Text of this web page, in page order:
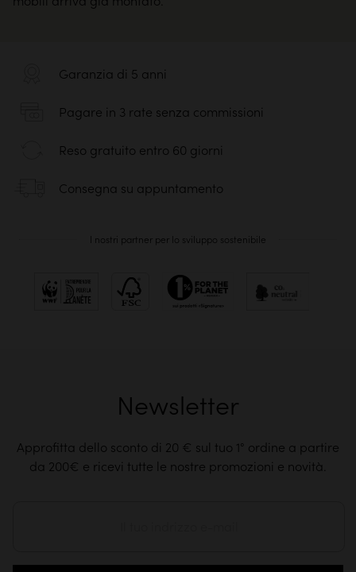
Garanzia di 5 anni
Pagare in 3 rate senza commissioni
Reso gratuito entro 60 giorni
Consegna su appuntamento
I nostri partner per lo sviluppo sostenibile
Newsletter
Approfitta dello sconto di 20 € sul tuo 1° ordine a partire
da 200€ e ricevi tutte le nostre promozioni e novità.